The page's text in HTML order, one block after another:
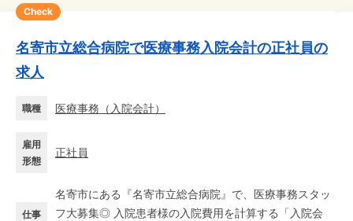
Check
名寄市立総合病院で医療事務入院会計の正社員の
求人
職種 医療事務 （ 入院会計）
雇用
形態
正社員
仕事
名寄市にある『名寄市立総合病院』で、医療事務スタッ
フ大募集◎ 入院患者様の入院費用を計算する「入院会